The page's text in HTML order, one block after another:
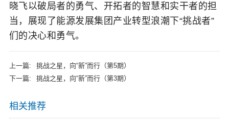
晓飞以破局者的勇气、开拓者的智慧和实干者的担
当，展现了能源发展集团产业转型浪潮下“挑战者”
们的决心和勇气。
上一篇:
挑战之星，向“新”而行（第5期）
下一篇:
挑战之星，向“新”而行（第3期）
相关推荐